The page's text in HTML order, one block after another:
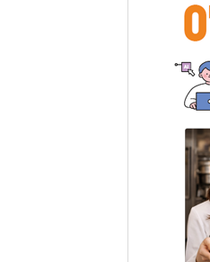
영상 구성 제안 요
스토리보드에 장
장면 간 연결성 보
Extend 기능으로
알아두기·스토리
07 자막이 있는
인물 이미지 소스
알아두기·영상